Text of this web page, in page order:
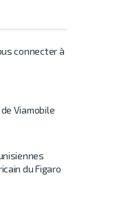
connecter à
Viamobile
du Figaro